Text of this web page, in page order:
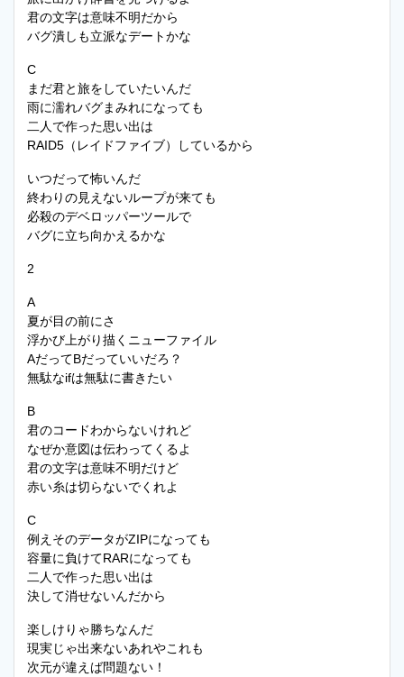
君の文字は意味不明だから
バグ潰しも立派なデートかな
C
まだ君と旅をしていたいんだ
雨に濡れバグまみれになっても
二人で作った思い出は
RAID5（レイドファイブ）しているから
いつだって怖いんだ
終わりの見えないループが来ても
必殺のデベロッパーツールで
バグに立ち向かえるかな
2
A
夏が目の前にさ
浮かび上がり描くニューファイル
AだってBだっていいだろ？
無駄なifは無駄に書きたい
B
君のコードわからないけれど
なぜか意図は伝わってくるよ
君の文字は意味不明だけど
赤い糸は切らないでくれよ
C
例えそのデータがZIPになっても
容量に負けてRARになっても
二人で作った思い出は
決して消せないんだから
楽しけりゃ勝ちなんだ
現実じゃ出来ないあれやこれも
次元が違えば問題ない！